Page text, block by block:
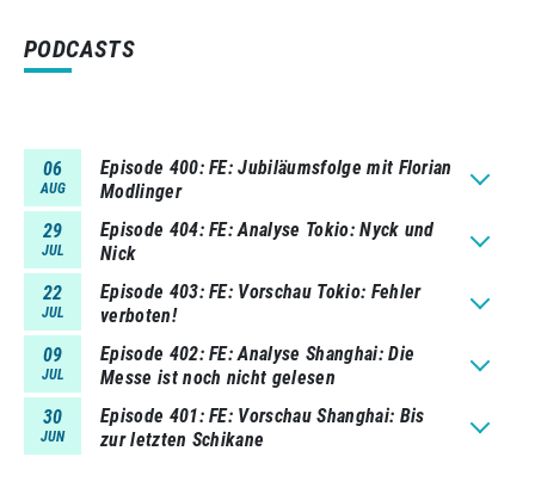
PODCASTS
06
AUG
Episode 400 FE: Jubiläumsfolge mit Florian
Modlinger
29
JUL
Episode 404 FE: Analyse Tokio: Nyck und
Nick
22
JUL
Episode 403 FE: Vorschau Tokio: Fehler
verboten!
09
JUL
Episode 402 FE: Analyse Shanghai: Die
Messe ist noch nicht gelesen
30
JUN
Episode 401 FE: Vorschau Shanghai: Bis
zur letzten Schikane